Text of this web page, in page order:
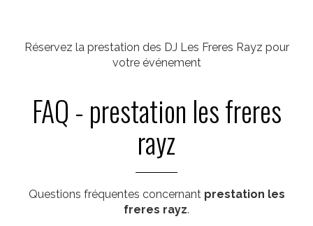
Réservez la prestation des DJ Les Freres Rayz pour
votre événement
FAQ - prestation les freres
rayz
Questions fréquentes concernant prestation les
freres rayz.